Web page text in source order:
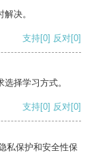
决。
支持[0] 反对[0]
择学习方式。
支持[0] 反对[0]
私保护和安全性保